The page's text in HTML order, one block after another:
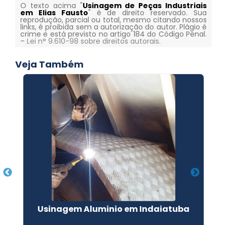
O texto acima "Usinagem de Peças Industriais
em Elias Fausto" é de direito reservado. Sua
reprodução, parcial ou total, mesmo citando nossos
links, é proibida sem a autorização do autor. Plágio é
crime e está previsto no artigo 184 do Código Penal.
– Lei n° 9.610-98 sobre direitos autorais.
Veja Também
Usinagem Aluminio em Indaiatuba